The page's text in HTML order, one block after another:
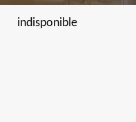
indisponible